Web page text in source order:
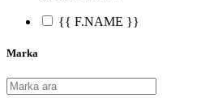
{{ F.NAME }}
Marka